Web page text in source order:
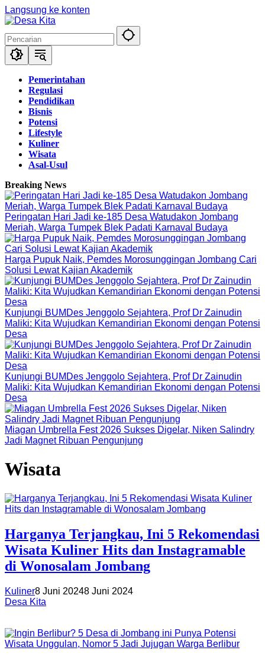
Langsung ke konten
Pemerintahan
Regulasi
Pendidikan
Bisnis
Potensi
Lifestyle
Kuliner
Wisata
Asal-Usul
Breaking News
Peringatan Hari Jadi ke-185 Desa Watudakon Jombang
Meriah, Warga Tumpek Blek Padati Karnaval Budaya
Harga Pupuk Naik, Pemdes Morosunggingan Jombang Cari
Solusi Lewat Kajian Akademik
Kunjungi BUMDes Jenggolo Sejahtera, Prof Dr Zainudin
Maliki: Kita Wujudkan Kemandirian Ekonomi dengan Potensi
Desa
Kunjungi BUMDes Jenggolo Sejahtera, Prof Dr Zainudin
Maliki: Kita Wujudkan Kemandirian Ekonomi dengan Potensi
Desa
Miagan Umbrella Fest 2026 Sukses Digelar, Niken Salindry
Jadi Magnet Ribuan Pengunjung
Wisata
Harganya Terjangkau, Ini 5 Rekomendasi
Wisata Kuliner Hits dan Instagramable
di Wonosalam Jombang
Kuliner8 Juni 20248 Juni 2024
Desa Kita